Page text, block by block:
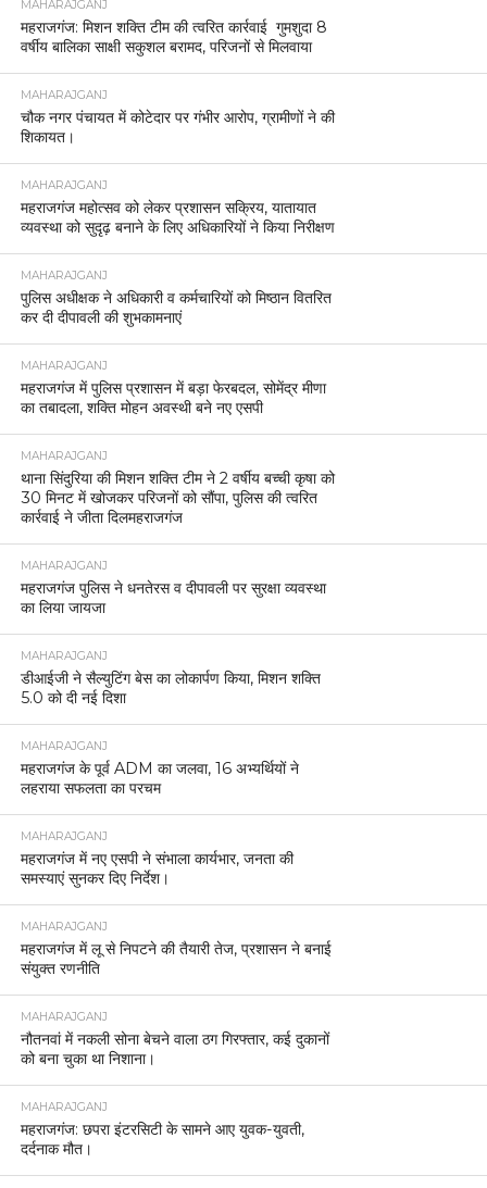
MAHARAJGANJ
महराजगंज: मिशन शक्ति टीम की त्वरित कार्रवाई गुमशुदा 8
वर्षीय बालिका साक्षी सकुशल बरामद, परिजनों से मिलवाया
MAHARAJGANJ
चौक नगर पंचायत में कोटेदार पर गंभीर आरोप, ग्रामीणों ने की
शिकायत।
MAHARAJGANJ
महराजगंज महोत्सव को लेकर प्रशासन सक्रिय, यातायात
व्यवस्था को सुदृढ़ बनाने के लिए अधिकारियों ने किया निरीक्षण
MAHARAJGANJ
पुलिस अधीक्षक ने अधिकारी व कर्मचारियों को मिष्ठान वितरित
कर दी दीपावली की शुभकामनाएं
MAHARAJGANJ
महराजगंज में पुलिस प्रशासन में बड़ा फेरबदल, सोमेंद्र मीणा
का तबादला, शक्ति मोहन अवस्थी बने नए एसपी
MAHARAJGANJ
थाना सिंदुरिया की मिशन शक्ति टीम ने 2 वर्षीय बच्ची कृषा को
30 मिनट में खोजकर परिजनों को सौंपा, पुलिस की त्वरित
कार्रवाई ने जीता दिलमहराजगंज
MAHARAJGANJ
महराजगंज पुलिस ने धनतेरस व दीपावली पर सुरक्षा व्यवस्था
का लिया जायजा
MAHARAJGANJ
डीआईजी ने सैल्युटिंग बेस का लोकार्पण किया, मिशन शक्ति
5.0 को दी नई दिशा
MAHARAJGANJ
महराजगंज के पूर्व ADM का जलवा, 16 अभ्यर्थियों ने
लहराया सफलता का परचम
MAHARAJGANJ
महराजगंज में नए एसपी ने संभाला कार्यभार, जनता की
समस्याएं सुनकर दिए निर्देश।
MAHARAJGANJ
महराजगंज में लू से निपटने की तैयारी तेज, प्रशासन ने बनाई
संयुक्त रणनीति
MAHARAJGANJ
नौतनवां में नकली सोना बेचने वाला ठग गिरफ्तार, कई दुकानों
को बना चुका था निशाना।
MAHARAJGANJ
महराजगंज: छपरा इंटरसिटी के सामने आए युवक-युवती,
दर्दनाक मौत।